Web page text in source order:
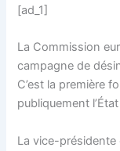
[ad_1]
La Commission
campagne de
C’est la première
publiquement
La vice-présidente